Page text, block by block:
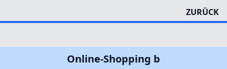
ZURÜCK
Online-Shopping b